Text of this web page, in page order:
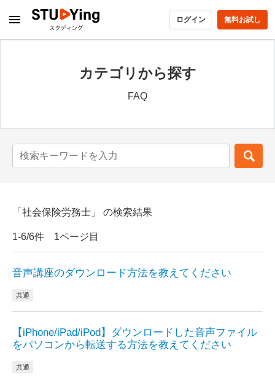
ログイン 無料お試し
カテゴリから探す
FAQ
「社会保険労務士」 の検索結果
1-6/6件 1ページ目
音声講座のダウンロード方法を教えてください
共通
【iPhone/iPad/iPod】ダウンロードした音声ファイル
をパソコンから転送する方法を教えてください
共通